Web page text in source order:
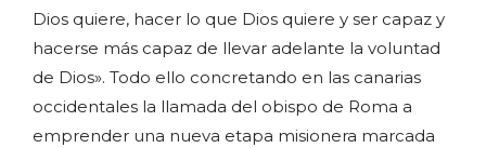
Dios quiere, hacer lo que Dios quiere y ser capaz y
hacerse más capaz de llevar adelante la voluntad
de Dios». Todo ello concretando en las canarias
occidentales la llamada del obispo de Roma a
emprender una nueva etapa misionera marcada